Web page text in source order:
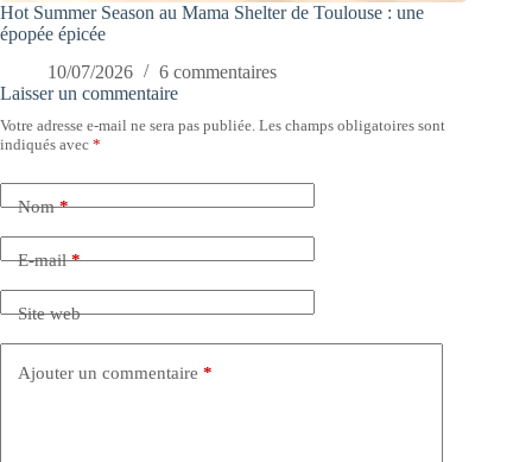
Hot Summer Season au Mama Shelter de Toulouse : une
épopée épicée
10/07/2026
6 commentaires
Laisser un commentaire
Votre adresse e-mail ne sera pas publiée. Les champs obligatoires sont
indiqués avec *
Nom*
E-mail*
Site web
Ajouter un commentaire *